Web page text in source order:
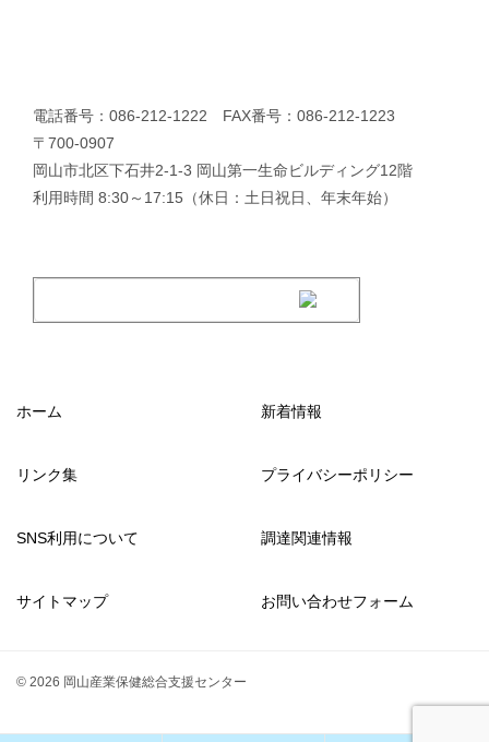
電話番号：086-212-1222 FAX番号：086-212-1223
〒700-0907
岡山市北区下石井2-1-3 岡山第一生命ビルディング12階
利用時間 8:30～17:15（休日：土日祝日、年末年始）
ホーム 新着情報
リンク集 プライバシーポリシー
SNS利用について 調達関連情報
サイトマップ お問い合わせフォーム
© 2026 岡山産業保健総合支援センター